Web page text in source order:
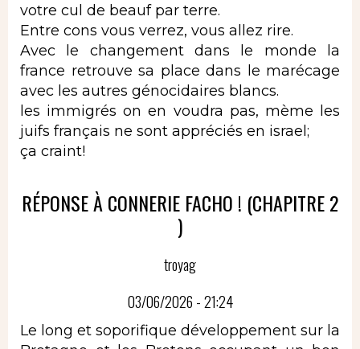
votre cul de beauf par terre.
Entre cons vous verrez, vous allez rire.
Avec le changement dans le monde la
france retrouve sa place dans le marécage
avec les autres génocidaires blancs.
les immigrés on en voudra pas, mème les
juifs français ne sont appréciés en israel;
ça craint!
RÉPONSE À CONNERIE FACHO ! (CHAPITRE 2
)
troyag
03/06/2026 - 21:24
Le long et soporifique développement sur la